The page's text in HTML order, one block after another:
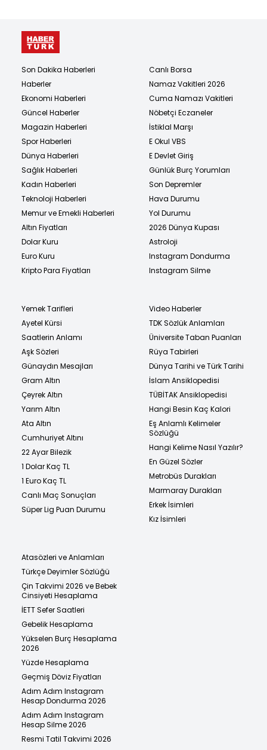
Son Dakika Haberleri
Haberler
Ekonomi Haberleri
Güncel Haberler
Magazin Haberleri
Spor Haberleri
Dünya Haberleri
Sağlık Haberleri
Kadın Haberleri
Teknoloji Haberleri
Memur ve Emekli Haberleri
Altın Fiyatları
Dolar Kuru
Euro Kuru
Kripto Para Fiyatları
Canlı Borsa
Namaz Vakitleri 2026
Cuma Namazı Vakitleri
Nöbetçi Eczaneler
İstiklal Marşı
E Okul VBS
E Devlet Giriş
Günlük Burç Yorumları
Son Depremler
Hava Durumu
Yol Durumu
2026 Dünya Kupası
Astroloji
Instagram Dondurma
Instagram Silme
Yemek Tarifleri
Ayetel Kürsi
Saatlerin Anlamı
Aşk Sözleri
Günaydın Mesajları
Gram Altın
Çeyrek Altın
Yarım Altın
Ata Altın
Cumhuriyet Altını
22 Ayar Bilezik
1 Dolar Kaç TL
1 Euro Kaç TL
Canlı Maç Sonuçları
Süper Lig Puan Durumu
Video Haberler
TDK Sözlük Anlamları
Üniversite Taban Puanları
Rüya Tabirleri
Dünya Tarihi ve Türk Tarihi
İslam Ansiklopedisi
TÜBİTAK Ansiklopedisi
Hangi Besin Kaç Kalori
Eş Anlamlı Kelimeler
Sözlüğü
Hangi Kelime Nasıl Yazılır?
En Güzel Sözler
Metrobüs Durakları
Marmaray Durakları
Erkek İsimleri
Kız İsimleri
Atasözleri ve Anlamları
Türkçe Deyimler Sözlüğü
Çin Takvimi 2026 ve Bebek
Cinsiyeti Hesaplama
İETT Sefer Saatleri
Gebelik Hesaplama
Yükselen Burç Hesaplama
2026
Yüzde Hesaplama
Geçmiş Döviz Fiyatları
Adım Adım Instagram
Hesap Dondurma 2026
Adım Adım Instagram
Hesap Silme 2026
Resmi Tatil Takvimi 2026